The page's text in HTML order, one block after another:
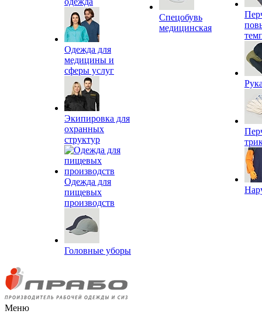
Одежда для
медицины и
сферы услуг
Экипировка для
охранных
структур
Одежда для
пищевых
производств
Головные уборы
Спецобувь
медицинская
Меню